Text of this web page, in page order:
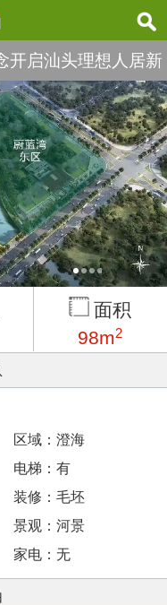
开启汕头理想人居新
景美宅
面积
98m2
区域：澄海
电梯：有
装修：毛坯
景观：河景
家电：无